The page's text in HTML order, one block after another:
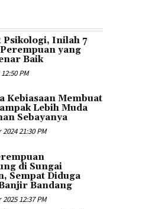
Psikologi, Inilah 7
yang
Baik
PM
Kebiasaan Membuat
Lebih Muda
Sebayanya
21:30 PM
di Sungai
Sempat Diduga
Bandang
12:37 PM